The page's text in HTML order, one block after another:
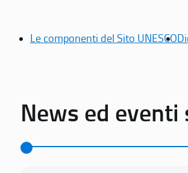
Le componenti del Sito UNESCO
News ed eventi